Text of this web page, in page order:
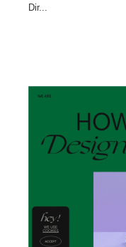
Dir...